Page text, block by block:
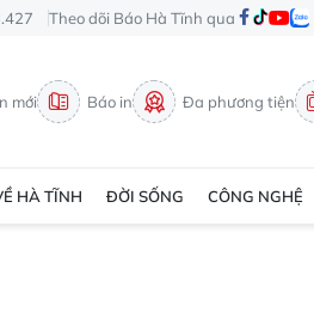
Theo dõi Báo Hà Tĩnh qua
mới Báo in Đa phương tiện
HÀ TĨNH ĐỜI SỐNG CÔNG NGHỆ